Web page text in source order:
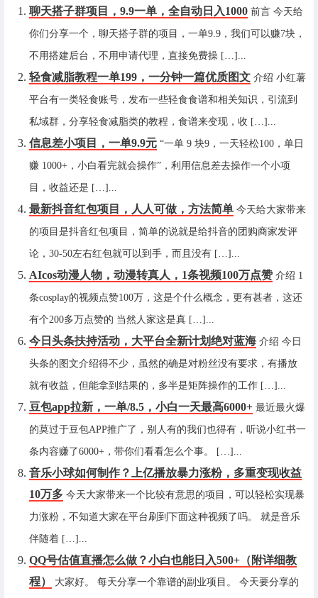
聊天搭子群项目，9.9一单，全自动日入1000 前言 今天给
你们分享一个，聊天搭子群的项目，一单9.9，我们可以赚7块，
不用搭建后台，不用申请代理，直接免费操 […]...
轻食减脂教程一单199，一分钟一篇优质图文 介绍 小红薯
平台有一类轻食账号，发布一些轻食食谱和相关知识，引流到
私域群，分享轻食减脂类的教程，食谱来变现，收 […]...
信息差小项目，一单9.9元 “一单 9 块9，一天轻松100，单日
赚 1000+，小白看完就会操作”，利用信息差去操作一个小项
目，收益还是 […]...
最新抖音红包项目，人人可做，方法简单 今天给大家带来
的项目是抖音红包项目，简单的说就是给抖音的团购商家发评
论，30-50左右红包就可以到手，而且没有 […]...
AIcos动漫人物，动漫转真人，1条视频100万点赞 介绍 1
条cosplay的视频点赞100万，这是个什么概念，更有甚者，这还
有个200多万点赞的 当然人家这是真 […]...
今日头条扶持活动，大平台全新计划绝对蓝海 介绍 今日
头条的图文介绍得不少，虽然的确是对粉丝没有要求，有播放
就有收益，但能拿到结果的，多半是矩阵操作的工作 […]...
豆包app拉新，一单/8.5，小白一天最高6000+ 最近最火爆
的莫过于豆包APP推广了，别人有的我们也得有，听说小红书一
条内容赚了6000+，带你们看看怎么个事。 […]...
音乐小球如何制作？上亿播放暴力涨粉，多重变现收益
10万多 今天大家带来一个比较有意思的项目，可以轻松实现暴
力涨粉，不知道大家在平台刷到下面这种视频了吗。 就是音乐
伴随着 […]...
QQ号估值直播怎么做？小白也能日入500+（附详细教
程）
大家好。 每天分享一个靠谱的副业项目。 今天要分享的